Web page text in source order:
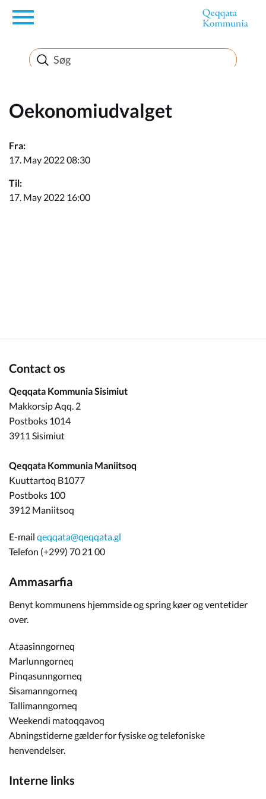
en
Borger
Erhverv
Politik
Turisme
Oekonomiudvalget
Fra:
17. May 2022 08:30
Til:
17. May 2022 16:00
Contact os
Qeqqata Kommunia Sisimiut
Makkorsip Aqq. 2
Postboks 1014
3911 Sisimiut
Qeqqata Kommunia Maniitsoq
Kuuttartoq B1077
Postboks 100
3912 Maniitsoq
E-mail qeqqata@qeqqata.gl
Telefon (+299) 70 21 00
Ammasarfia
Benyt kommunens hjemmside og spring køer og ventetider
over.
Ataasinngorneq
Marlunngorneq
Pinqasunngorneq
Sisamanngorneq
Tallimanngorneq
Weekendi matoqqavoq
Abningstiderne gælder for fysiske og telefoniske
henvendelser.
Interne links